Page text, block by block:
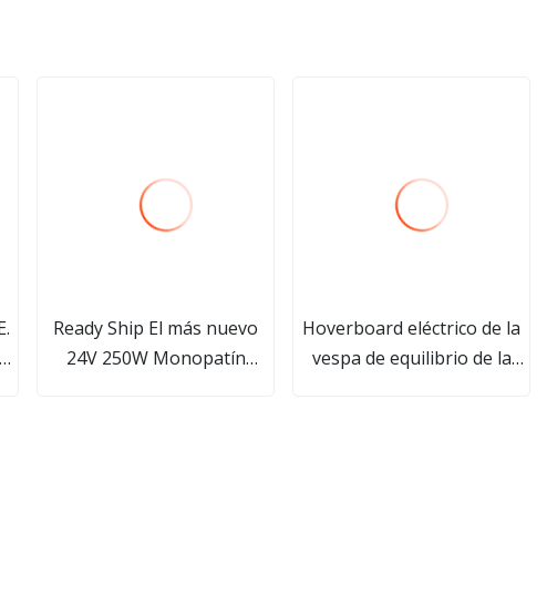
Ready Ship El más nuevo
24V 250W Monopatín
Hoverboard eléctrico de la
vespa de equilibrio de la